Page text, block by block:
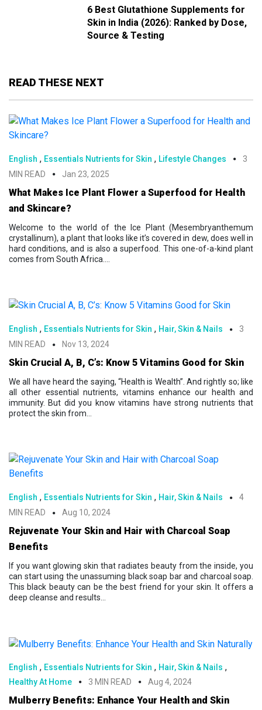
6 Best Glutathione Supplements for
Skin in India (2026): Ranked by Dose,
Source & Testing
READ THESE NEXT
English , Essentials Nutrients for Skin , Lifestyle Changes
3
MIN READ
Jan 23, 2025
What Makes Ice Plant Flower a Superfood for Health
and Skincare?
Welcome to the world of the Ice Plant (Mesembryanthemum
crystallinum), a plant that looks like it’s covered in dew, does well in
hard conditions, and is also a superfood. This one-of-a-kind plant
comes from South Africa....
English , Essentials Nutrients for Skin , Hair, Skin & Nails
3
MIN READ
Nov 13, 2024
Skin Crucial A, B, C’s: Know 5 Vitamins Good for Skin
We all have heard the saying, “Health is Wealth”. And rightly so; like
all other essential nutrients, vitamins enhance our health and
immunity. But did you know vitamins have strong nutrients that
protect the skin from...
English , Essentials Nutrients for Skin , Hair, Skin & Nails
4
MIN READ
Aug 10, 2024
Rejuvenate Your Skin and Hair with Charcoal Soap
Benefits
If you want glowing skin that radiates beauty from the inside, you
can start using the unassuming black soap bar and charcoal soap.
This black beauty can be the best friend for your skin. It offers a
deep cleanse and results...
English , Essentials Nutrients for Skin , Hair, Skin & Nails ,
Healthy At Home 3 MIN READ Aug 4, 2024
Mulberry Benefits: Enhance Your Health and Skin